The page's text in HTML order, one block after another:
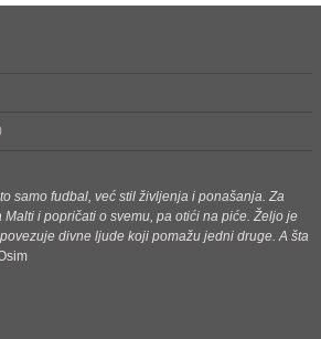
samo fudbal, već stil življenja i ponašanja. Za
Malti i popričati o svemu, pa otići na piće. Željo je
divne ljude koji pomažu jedni druge. A šta